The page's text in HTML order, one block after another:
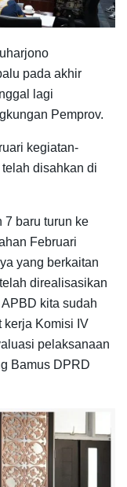
pada akhir
lagi
Pemprov.
kegiatan-
disahkan di
7 baru turun ke
Februari
yang berkaitan
direalisasikan
kita sudah
kerja Komisi IV
pelaksanaan
Bamus DPRD